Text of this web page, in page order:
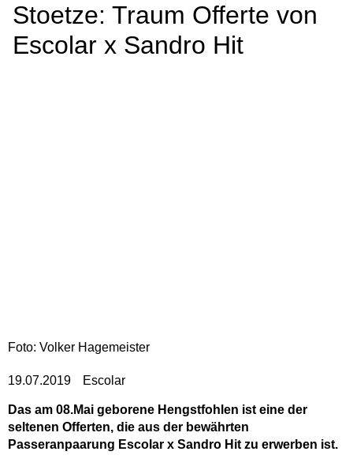
Stoetze: Traum Offerte von
Escolar x Sandro Hit
Foto: Volker Hagemeister
19.07.2019 Escolar
Das am 08.Mai geborene Hengstfohlen ist eine der
seltenen Offerten, die aus der bewährten
Passeranpaarung Escolar x Sandro Hit zu erwerben ist.